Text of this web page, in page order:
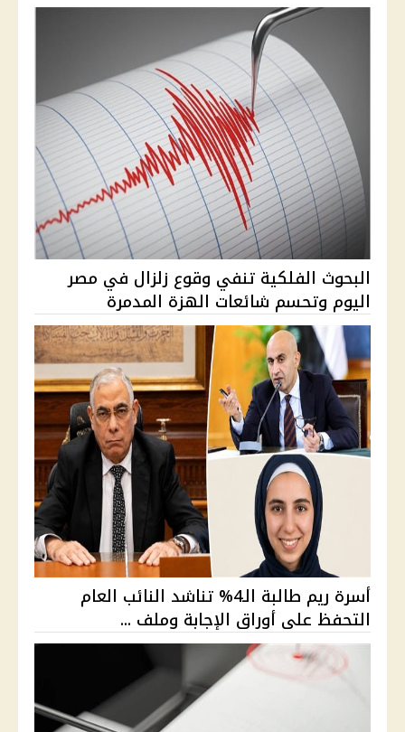
البحوث الفلكية تنفي وقوع زلزال في مصر
اليوم وتحسم شائعات الهزة المدمرة
أسرة ريم طالبة الـ4% تناشد النائب العام
التحفظ على أوراق الإجابة وملف ...